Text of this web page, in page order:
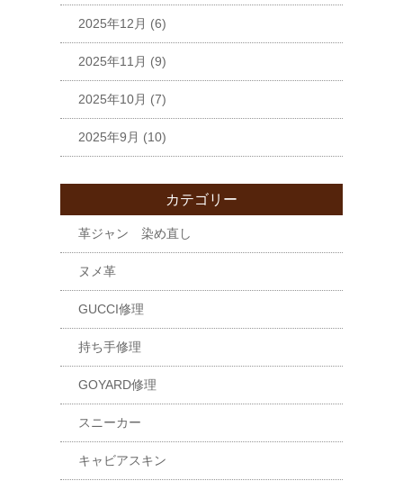
2025年12月 (6)
2025年11月 (9)
2025年10月 (7)
2025年9月 (10)
カテゴリー
革ジャン 染め直し
ヌメ革
GUCCI修理
持ち手修理
GOYARD修理
スニーカー
キャビアスキン